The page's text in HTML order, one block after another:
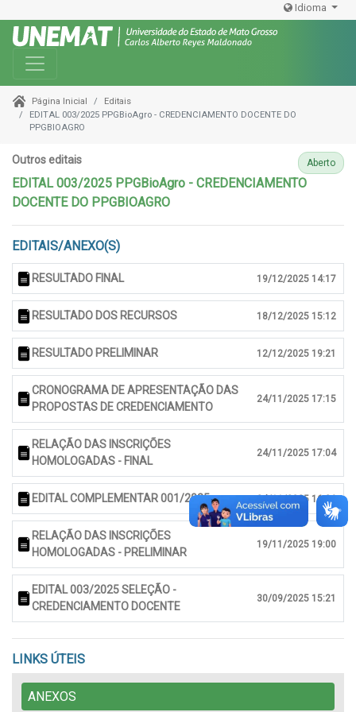
Idioma
Toggle navigation
Página Inicial
Editais
EDITAL 003/2025 PPGBioAgro - CREDENCIAMENTO DOCENTE DO
PPGBIOAGRO
Outros editais Aberto
EDITAL 003/2025 PPGBioAgro - CREDENCIAMENTO
DOCENTE DO PPGBIOAGRO
EDITAIS/ANEXO(S)
RESULTADO FINAL 19/12/2025 14:17
RESULTADO DOS RECURSOS 18/12/2025 15:12
RESULTADO PRELIMINAR 12/12/2025 19:21
CRONOGRAMA DE APRESENTAÇÃO DAS
PROPOSTAS DE CREDENCIAMENTO
24/11/2025 17:15
RELAÇÃO DAS INSCRIÇÕES
HOMOLOGADAS - FINAL
24/11/2025 17:04
EDITAL COMPLEMENTAR 001/2025 24/11/2025 16:36
RELAÇÃO DAS INSCRIÇÕES
HOMOLOGADAS - PRELIMINAR
19/11/2025 19:00
EDITAL 003/2025 SELEÇÃO -
CREDENCIAMENTO DOCENTE
30/09/2025 15:21
LINKS ÚTEIS
ANEXOS